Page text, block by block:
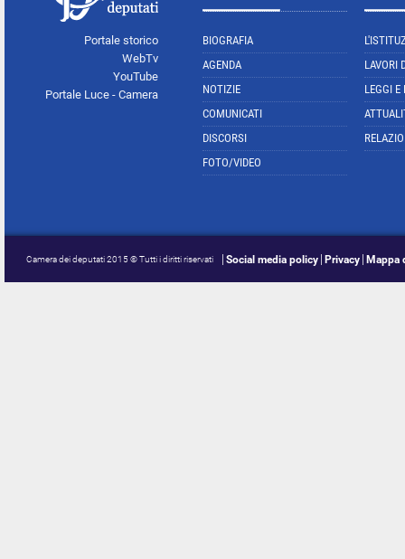
Portale storico
WebTv
YouTube
Portale Luce - Camera
BIOGRAFIA
AGENDA
NOTIZIE
COMUNICATI
DISCORSI
FOTO/VIDEO
LAVORI
LEGGI E
Camera dei deputati 2015 © Tutti i diritti riservati Social media policy Privacy Mappa